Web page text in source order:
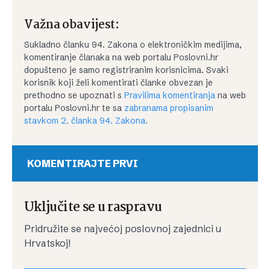
Važna obavijest:
Sukladno članku 94. Zakona o elektroničkim medijima,
komentiranje članaka na web portalu Poslovni.hr
dopušteno je samo registriranim korisnicima. Svaki
korisnik koji želi komentirati članke obvezan je
prethodno se upoznati s Pravilima komentiranja na web
portalu Poslovni.hr te sa zabranama propisanim
stavkom 2. članka 94. Zakona.
KOMENTIRAJTE PRVI
Uključite se u raspravu
Pridružite se najvećoj poslovnoj zajednici u
Hrvatskoj!